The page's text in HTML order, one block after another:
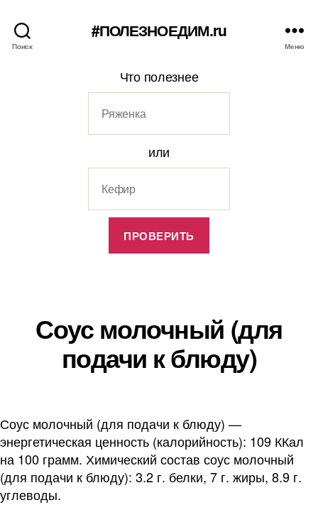
Поиск
#ПОЛЕЗНОЕДИМ.ru
Меню
Что полезнее
или
Соус молочный (для
подачи к блюду)
Соус молочный (для подачи к блюду) —
энергетическая ценность (калорийность): 109 ККал
на 100 грамм. Химический состав соус молочный
(для подачи к блюду): 3.2 г. белки, 7 г. жиры, 8.9 г.
углеводы.